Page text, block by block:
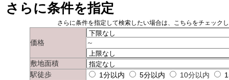
さらに条件を指定
さらに条件を指定して検索したい場合は、こちらをチェック
価格 ～
敷地面積
駅徒歩
1分以内 5分以内 10分以内